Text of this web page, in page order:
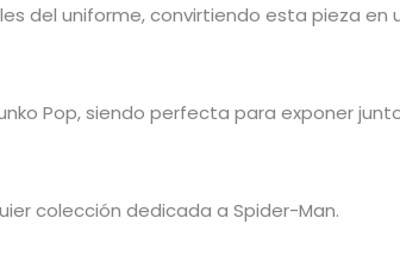
del uniforme, convirtiendo esta pieza
Pop, siendo perfecta para exponer
colección dedicada a Spider-Man.